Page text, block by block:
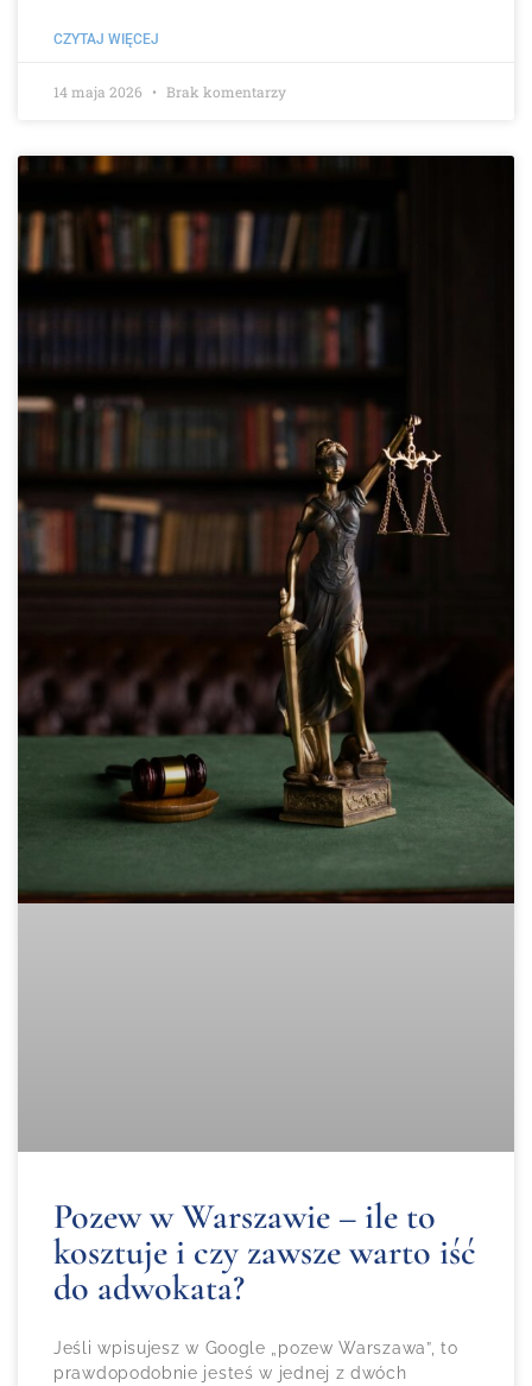
CZYTAJ WIĘCEJ
14 maja 2026 Brak komentarzy
Pozew w Warszawie – ile to
kosztuje i czy zawsze warto iść
do adwokata?
Jeśli wpisujesz w Google „pozew Warszawa”, to
prawdopodobnie jesteś w jednej z dwóch